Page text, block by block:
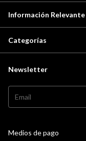
Información Relevante
Categorías
Newsletter
Medios de pago